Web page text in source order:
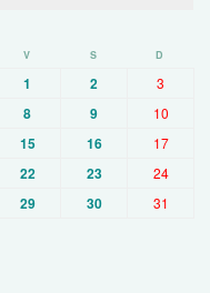
V S D
1 2 3
8 9 10
15 16 17
22 23 24
29 30 31